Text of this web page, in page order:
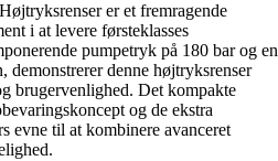
er et fremragende
i at levere førsteklasses
pumpetryk på 180 bar og en
demonstrerer denne højtryksrenser
brugervenlighed. Det kompakte
og de ekstra
evne til at kombinere avanceret